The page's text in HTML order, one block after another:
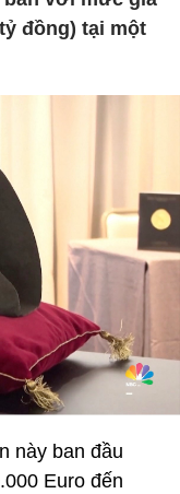
đồng) tại một
này ban đầu
Euro đến